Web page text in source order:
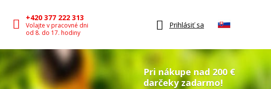
+420 377 222 313
Volajte v pracovné dni
od 8. do 17. hodiny
Prihlásiť sa
Pri nákupe nad 200 €
darčeky zadarmo!